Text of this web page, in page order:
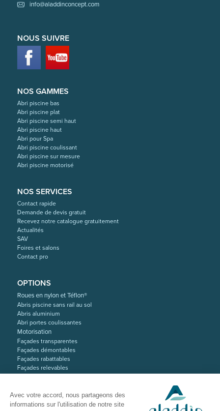
info@aladdinconcept.com
NOUS SUIVRE
NOS GAMMES
Abri piscine bas
Abri piscine plat
Abri piscine semi haut
Abri piscine haut
Abri pour Spa
Abri piscine coulissant
Abri piscine sur mesure
Abri piscine motorisé
NOS SERVICES
Contact rapide
Demande de devis gratuit
Recevez notre catalogue gratuitement
Actualités
SAV
Foires et salons
Contact pro
OPTIONS
Roues en nylon et Téflon®
Abris piscine sans rail au sol
Abris aluminium
Abri portes coulissantes
Motorisation
Façades transparentes
Façades démontables
Façades rabattables
Façades relevables
Tous les avantages et options
Avec votre accord, nous partageons des
informations sur l'utilisation de notre site